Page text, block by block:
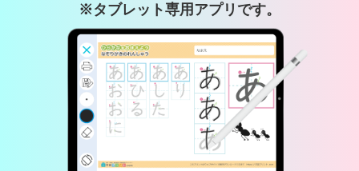
※タブレット専用アプリです。